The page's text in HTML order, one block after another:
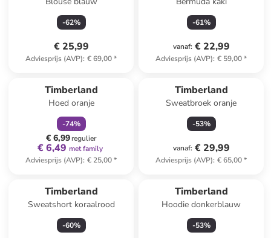
-62%
€ 25,99
Adviesprijs (AVP): € 69,00*
-61%
vanaf: € 22,99
Adviesprijs (AVP): € 59,00*
Timberland
Hoed oranje
-74%
€ 6,99regulier
€ 6,49 met family
Adviesprijs (AVP): € 25,00*
Timberland
Sweatbroek oranje
-53%
vanaf: € 29,99
Adviesprijs (AVP): € 65,00*
Timberland
Sweatshort koraalrood
-60%
Timberland
Hoodie donkerblauw
-53%